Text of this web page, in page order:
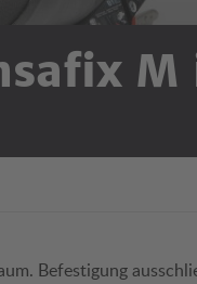
M
Befestigung